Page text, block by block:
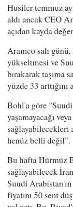
Husiler temmuz
aldı ancak CEO
açıdan kayda
Aramco salı günü,
yükseltmesi ve
bırakarak taşıma
yüzde 33 arttığını
Bohl'a göre "Suudi
yaşamayacağı
sağlayabilecekleri
henüz belli değil".
Bu hafta Hürmüz
sağlayabilecek
Suudi
fiyatını 50 sent